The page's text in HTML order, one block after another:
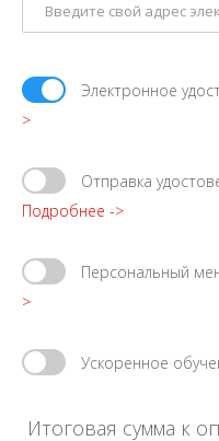
Электронное
>
Отправка
Подробнее ->
Персональный
>
Ускоренное
Итоговая сумма к